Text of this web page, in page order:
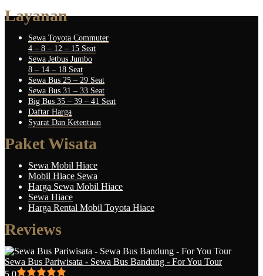
Layanan
Sewa Toyota Commuter
4 – 8 – 12 – 15 Seat
Sewa Jetbus Jumbo
8 – 14 – 18 Seat
Sewa Bus 25 – 29 Seat
Sewa Bus 31 – 33 Seat
Big Bus 35 – 39 – 41 Seat
Daftar Harga
Syarat Dan Ketentuan
Paket Wisata
Sewa Mobil Hiace
Mobil Hiace Sewa
Harga Sewa Mobil Hiace
Sewa Hiace
Harga Rental Mobil Toyota Hiace
Reviews
Sewa Bus Pariwisata - Sewa Bus Bandung - For You Tour